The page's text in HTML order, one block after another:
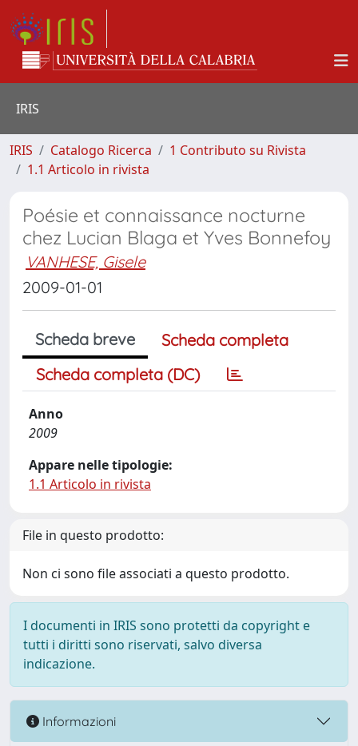
IRIS
IRIS Catalogo Ricerca
1 Contributo su Rivista
1.1 Articolo in rivista
Poésie et connaissance nocturne
chez Lucian Blaga et Yves Bonnefoy
VANHESE, Gisele
2009-01-01
Scheda breve
Scheda completa
Scheda completa (DC)
Anno
2009
Appare nelle tipologie:
1.1 Articolo in rivista
File in questo prodotto:
Non ci sono file associati a questo prodotto.
I documenti in IRIS sono protetti da copyright e
tutti i diritti sono riservati, salvo diversa
indicazione.
Informazioni